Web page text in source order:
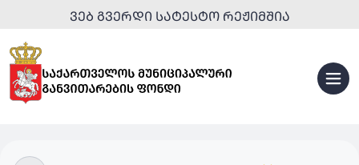
ᲕᲔᲑ ᲒᲕᲔᲠᲓᲘ ᲡᲐᲢᲔᲡᲢᲝ ᲠᲔᲟᲘᲛᲨᲘᲐ